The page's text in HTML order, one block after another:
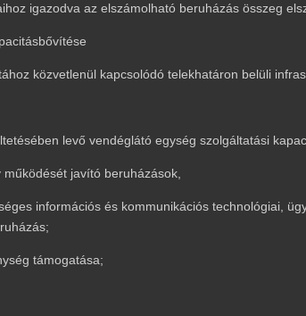
igazodva az elszámolható beruházás összeg
közvetlenül kapcsolódó telekhatáron belüli
levő vendéglátó egység szolgáltatási
javító beruházások,
információs és kommunikációs technológiai,
támogatása;